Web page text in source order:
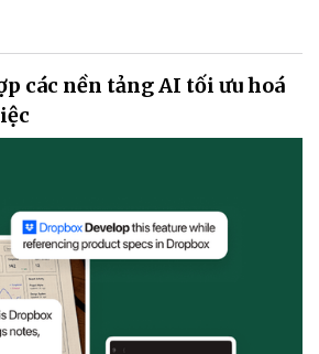
các nền tảng AI tối ưu hoá